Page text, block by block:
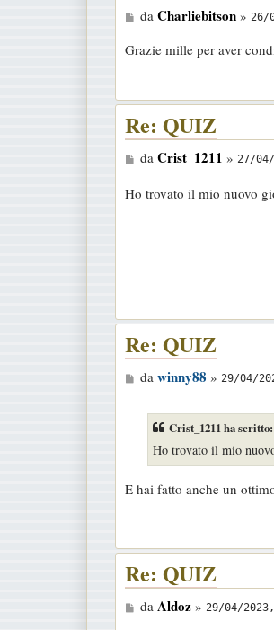
M
s
a
g
g
da Charliebitson» 26/
Grazie mille per aver
Re: QUIZ
M
s
o
da Crist_1211 » 27/
Ho trovato il mio nuovo
Re: QUIZ
M
g
o
da winny88 » 29/04/
Crist_1211 ha scritto:
Ho trovato il mio
E hai fatto anche un
Re: QUIZ
M
da Aldoz» 29/04/